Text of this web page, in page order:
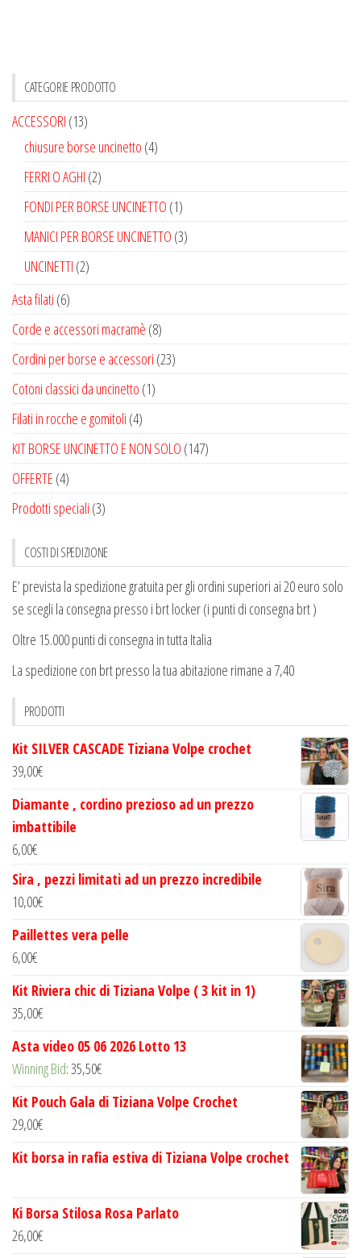
CATEGORIE PRODOTTO
ACCESSORI (13)
chiusure borse uncinetto (4)
FERRI O AGHI (2)
FONDI PER BORSE UNCINETTO (1)
MANICI PER BORSE UNCINETTO (3)
UNCINETTI (2)
Asta filati (6)
Corde e accessori macramè (8)
Cordini per borse e accessori (23)
Cotoni classici da uncinetto (1)
Filati in rocche e gomitoli (4)
KIT BORSE UNCINETTO E NON SOLO (147)
OFFERTE (4)
Prodotti speciali (3)
COSTI DI SPEDIZIONE
E’ prevista la spedizione gratuita per gli ordini superiori ai 20 euro solo
se scegli la consegna presso i brt locker (i punti di consegna brt )
Oltre 15.000 punti di consegna in tutta Italia
La spedizione con brt presso la tua abitazione rimane a 7,40
PRODOTTI
Kit SILVER CASCADE Tiziana Volpe crochet
39,00€
Diamante , cordino prezioso ad un prezzo
imbattibile
6,00€
Sira , pezzi limitati ad un prezzo incredibile
10,00€
Paillettes vera pelle
6,00€
Kit Riviera chic di Tiziana Volpe ( 3 kit in 1)
35,00€
Asta video 05 06 2026 Lotto 13
Winning Bid:35,50€
Kit Pouch Gala di Tiziana Volpe Crochet
29,00€
Kit borsa in rafia estiva di Tiziana Volpe crochet
Ki Borsa Stilosa Rosa Parlato
26,00€